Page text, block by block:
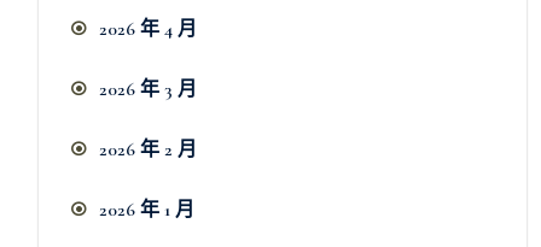
2026 年 4 月
2026 年 3 月
2026 年 2 月
2026 年 1 月